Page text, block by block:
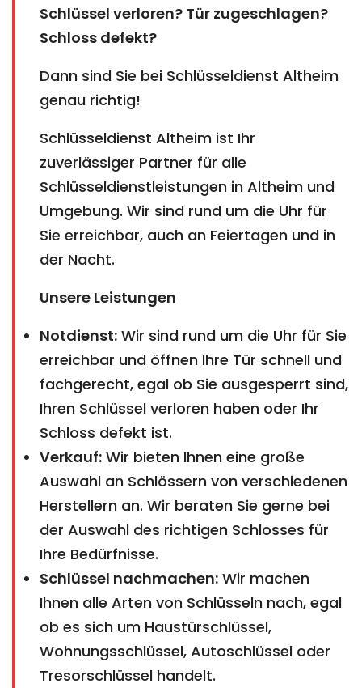
Schlüssel verloren? Tür zugeschlagen?
Schloss defekt?
Dann sind Sie bei Schlüsseldienst Altheim
genau richtig!
Schlüsseldienst Altheim ist Ihr
zuverlässiger Partner für alle
Schlüsseldienstleistungen in Altheim und
Umgebung. Wir sind rund um die Uhr für
Sie erreichbar, auch an Feiertagen und in
der Nacht.
Unsere Leistungen
Notdienst: Wir sind rund um die Uhr für Sie
erreichbar und öffnen Ihre Tür schnell und
fachgerecht, egal ob Sie ausgesperrt sind,
Ihren Schlüssel verloren haben oder Ihr
Schloss defekt ist.
Verkauf: Wir bieten Ihnen eine große
Auswahl an Schlössern von verschiedenen
Herstellern an. Wir beraten Sie gerne bei
der Auswahl des richtigen Schlosses für
Ihre Bedürfnisse.
Schlüssel nachmachen: Wir machen
Ihnen alle Arten von Schlüsseln nach, egal
ob es sich um Haustürschlüssel,
Wohnungsschlüssel, Autoschlüssel oder
Tresorschlüssel handelt.